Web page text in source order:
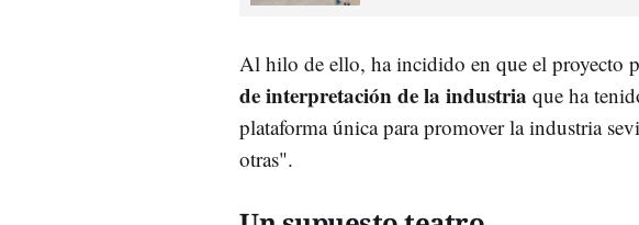
Al hilo de ello, ha incidido en que el proyecto
de interpretación de la industria que ha
plataforma única para promover la industria
otras".